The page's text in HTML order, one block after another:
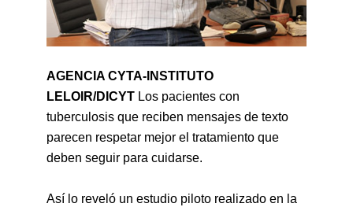
AGENCIA CYTA-INSTITUTO
LELOIR/DICYTLos pacientes con
tuberculosis que reciben mensajes de texto
parecen respetar mejor el tratamiento que
deben seguir para cuidarse.
Así lo reveló un estudio piloto realizado en la